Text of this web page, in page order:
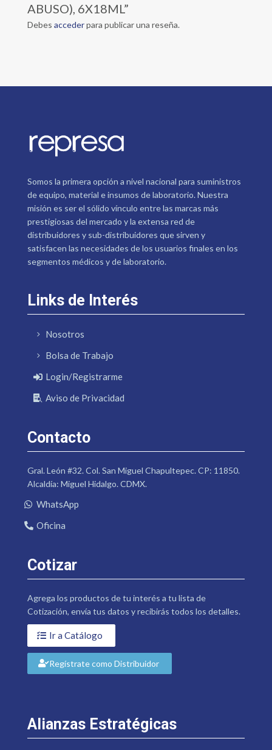
ABUSO), 6X18ML”
Debes accederpara publicar una reseña.
Somos la primera opción a nivel nacional para suministros
de equipo, material e insumos de laboratorio. Nuestra
misión es ser el sólido vínculo entre las marcas más
prestigiosas del mercado y la extensa red de
distribuidores y sub-distribuidores que sirven y
satisfacen las necesidades de los usuarios finales en los
segmentos médicos y de laboratorio.
Links de Interés
Nosotros
Bolsa de Trabajo
Login/Registrarme
Aviso de Privacidad
Contacto
Gral. León #32. Col. San Miguel Chapultepec. CP: 11850.
Alcaldía: Miguel Hidalgo. CDMX.
WhatsApp
Oficina
Cotizar
Agrega los productos de tu interés a tu lista de
Cotización, envía tus datos y recibirás todos los detalles.
Ir a Catálogo
Regístrate como Distribuidor
Alianzas Estratégicas